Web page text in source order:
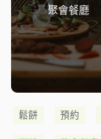
聚會餐廳
鬆餅 預約